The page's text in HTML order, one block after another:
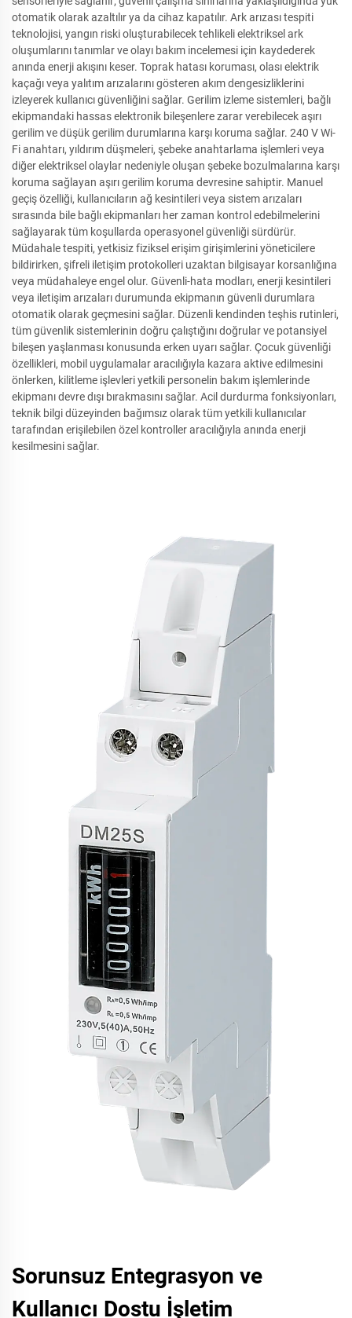
otomatik olarak azaltılır ya da cihaz kapatılır. Ark arızası tespiti
teknolojisi, yangın riski oluşturabilecek tehlikeli elektriksel ark
oluşumlarını tanımlar ve olayı bakım incelemesi için kaydederek
anında enerji akışını keser. Toprak hatası koruması, olası elektrik
kaçağı veya yalıtım arızalarını gösteren akım dengesizliklerini
izleyerek kullanıcı güvenliğini sağlar. Gerilim izleme sistemleri, bağlı
ekipmandaki hassas elektronik bileşenlere zarar verebilecek aşırı
gerilim ve düşük gerilim durumlarına karşı koruma sağlar. 240 V Wi-
Fi anahtarı, yıldırım düşmeleri, şebeke anahtarlama işlemleri veya
diğer elektriksel olaylar nedeniyle oluşan şebeke bozulmalarına karşı
koruma sağlayan aşırı gerilim koruma devresine sahiptir. Manuel
geçiş özelliği, kullanıcıların ağ kesintileri veya sistem arızaları
sırasında bile bağlı ekipmanları her zaman kontrol edebilmelerini
sağlayarak tüm koşullarda operasyonel güvenliği sürdürür.
Müdahale tespiti, yetkisiz fiziksel erişim girişimlerini yöneticilere
bildirirken, şifreli iletişim protokolleri uzaktan bilgisayar korsanlığına
veya müdahaleye engel olur. Güvenli-hata modları, enerji kesintileri
veya iletişim arızaları durumunda ekipmanın güvenli durumlara
otomatik olarak geçmesini sağlar. Düzenli kendinden teşhis rutinleri,
tüm güvenlik sistemlerinin doğru çalıştığını doğrular ve potansiyel
bileşen yaşlanması konusunda erken uyarı sağlar. Çocuk güvenliği
özellikleri, mobil uygulamalar aracılığıyla kazara aktive edilmesini
önlerken, kilitleme işlevleri yetkili personelin bakım işlemlerinde
ekipmanı devre dışı bırakmasını sağlar. Acil durdurma fonksiyonları,
teknik bilgi düzeyinden bağımsız olarak tüm yetkili kullanıcılar
tarafından erişilebilen özel kontroller aracılığıyla anında enerji
kesilmesini sağlar.
Sorunsuz Entegrasyon ve
Kullanıcı Dostu İşletim